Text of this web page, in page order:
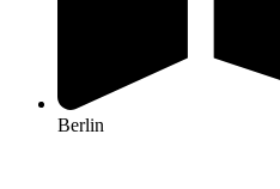
Berlin